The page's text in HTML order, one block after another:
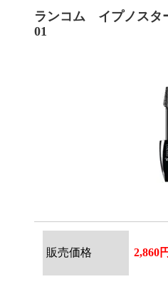
ランコム イプノスタ
01
販売価格 2,860